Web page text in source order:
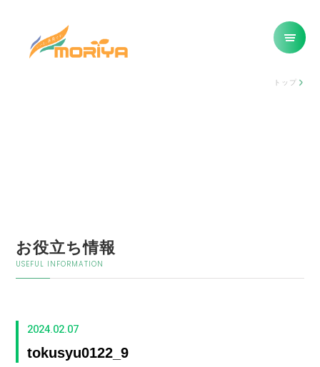
トップ
お役立ち情報
USEFUL INFORMATION
2024.02.07
tokusyu0122_9